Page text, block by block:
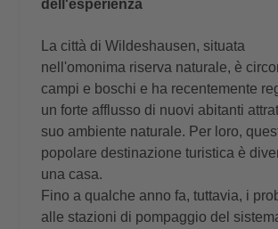
dell'esperienza
La città di Wildeshausen, situata
nell'omonima riserva naturale, è
campi e boschi e ha recentemente
un forte afflusso di nuovi abitanti
suo ambiente naturale. Per loro,
popolare destinazione turistica è
una casa.
Fino a qualche anno fa, tuttavia, i
alle stazioni di pompaggio del